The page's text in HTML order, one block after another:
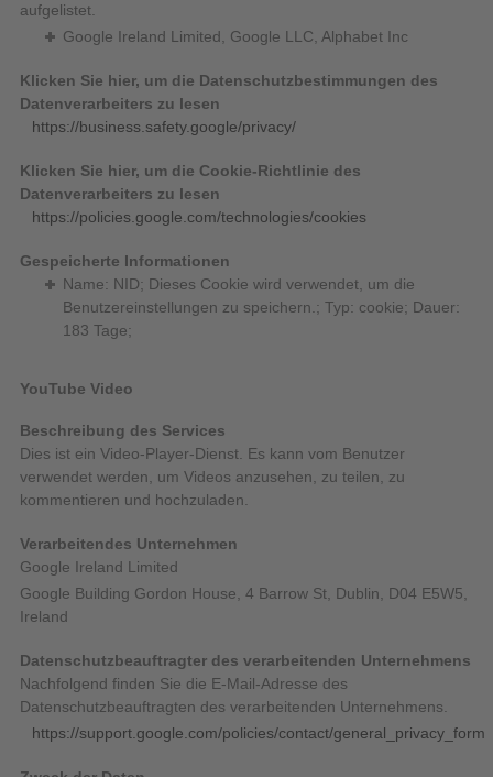
aufgelistet.
Google Ireland Limited, Google LLC, Alphabet Inc
Klicken Sie hier, um die Datenschutzbestimmungen des
Datenverarbeiters zu lesen
https://business.safety.google/privacy/
Klicken Sie hier, um die Cookie-Richtlinie des
Datenverarbeiters zu lesen
https://policies.google.com/technologies/cookies
Gespeicherte Informationen
Name: NID; Dieses Cookie wird verwendet, um die
Benutzereinstellungen zu speichern.; Typ: cookie; Dauer:
183 Tage;
YouTube Video
Beschreibung des Services
Dies ist ein Video-Player-Dienst. Es kann vom Benutzer
verwendet werden, um Videos anzusehen, zu teilen, zu
kommentieren und hochzuladen.
Verarbeitendes Unternehmen
Google Ireland Limited
Google Building Gordon House, 4 Barrow St, Dublin, D04 E5W5,
Ireland
Datenschutzbeauftragter des verarbeitenden Unternehmens
Nachfolgend finden Sie die E-Mail-Adresse des
Datenschutzbeauftragten des verarbeitenden Unternehmens.
https://support.google.com/policies/contact/general_privacy_form